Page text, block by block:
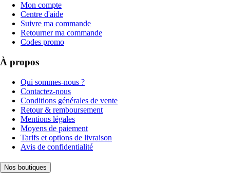
Mon compte
Centre d'aide
Suivre ma commande
Retourner ma commande
Codes promo
À propos
Qui sommes-nous ?
Contactez-nous
Conditions générales de vente
Retour & remboursement
Mentions légales
Moyens de paiement
Tarifs et options de livraison
Avis de confidentialité
Nos boutiques